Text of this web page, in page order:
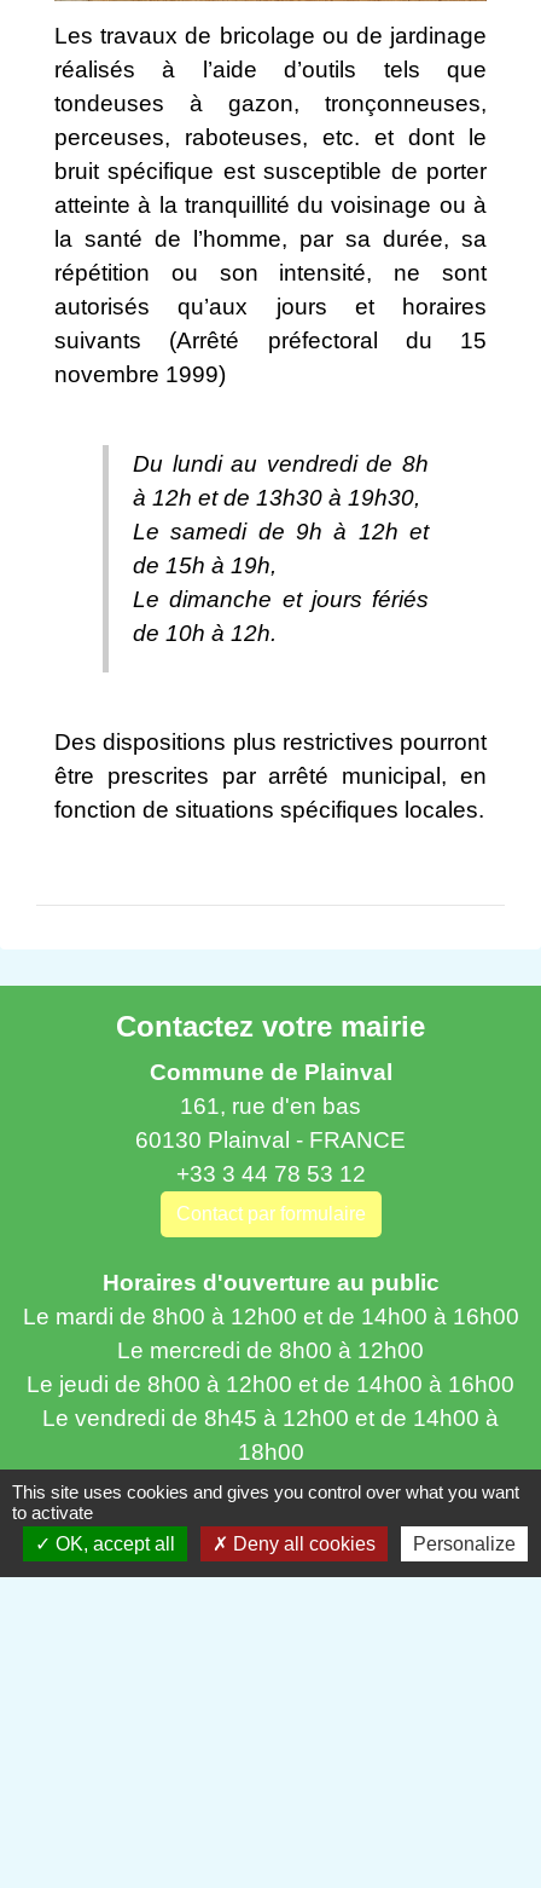
Les travaux de bricolage ou de jardinage
réalisés à l’aide d’outils tels que
tondeuses à gazon, tronçonneuses,
perceuses, raboteuses, etc. et dont le
bruit spécifique est susceptible de porter
atteinte à la tranquillité du voisinage ou à
la santé de l’homme, par sa durée, sa
répétition ou son intensité, ne sont
autorisés qu’aux jours et horaires
suivants (Arrêté préfectoral du 15
novembre 1999)
Du lundi au vendredi de 8h
à 12h et de 13h30 à 19h30,
Le samedi de 9h à 12h et
de 15h à 19h,
Le dimanche et jours fériés
de 10h à 12h.
Des dispositions plus restrictives pourront
être prescrites par arrêté municipal, en
fonction de situations spécifiques locales.
Contactez votre mairie
Commune de Plainval
161, rue d'en bas
60130 Plainval - FRANCE
+33 3 44 78 53 12
Contact par formulaire
Horaires d'ouverture au public
Le mardi de 8h00 à 12h00 et de 14h00 à 16h00
Le mercredi de 8h00 à 12h00
Le jeudi de 8h00 à 12h00 et de 14h00 à 16h00
Le vendredi de 8h45 à 12h00 et de 14h00 à
18h00
This site uses cookies and gives you control over what you want
to activate
OK, accept all
Deny all cookies Personalize